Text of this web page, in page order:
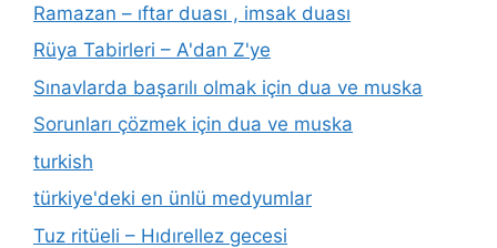
Ramazan – ıftar duası , imsak duası
Rüya Tabirleri – A'dan Z'ye
Sınavlarda başarılı olmak için dua ve muska
Sorunları çözmek için dua ve muska
turkish
türkiye'deki en ünlü medyumlar
Tuz ritüeli – Hıdırellez gecesi